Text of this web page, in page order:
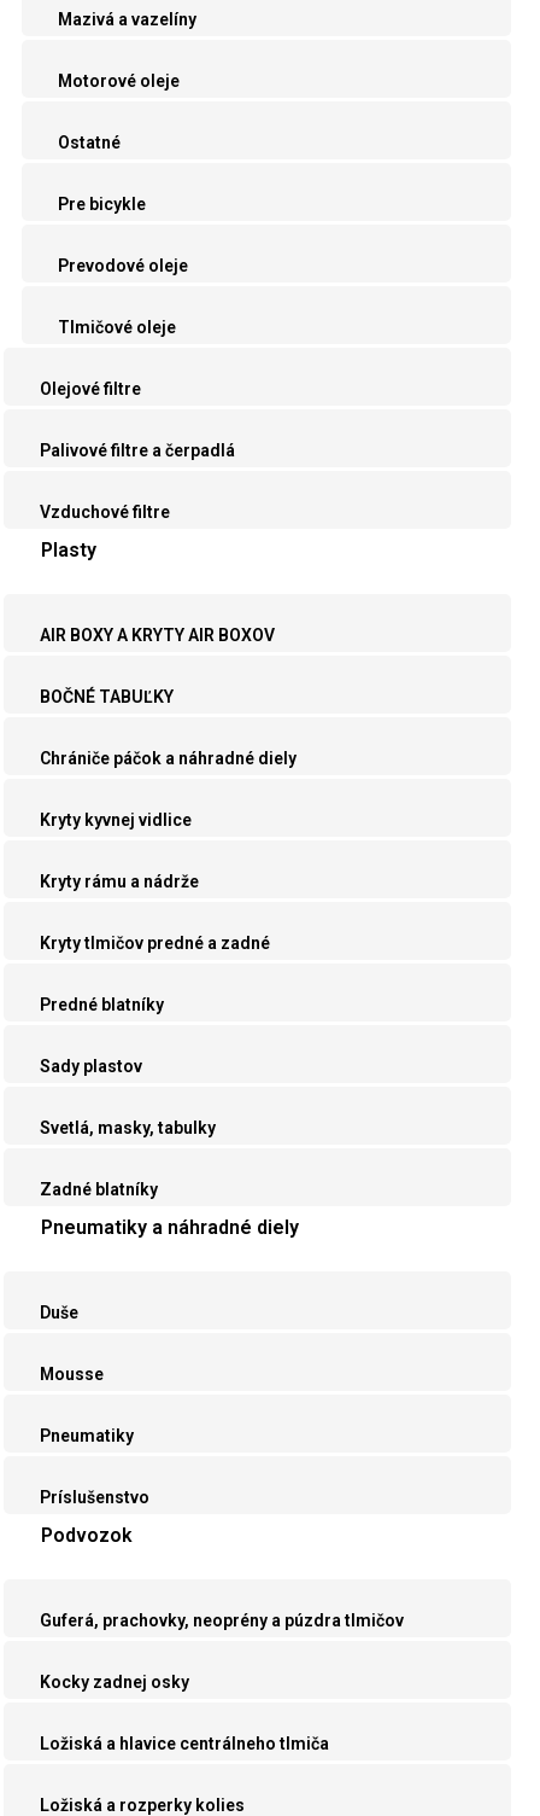
Mazivá a vazelíny
Motorové oleje
Ostatné
Pre bicykle
Prevodové oleje
Tlmičové oleje
Olejové filtre
Palivové filtre a čerpadlá
Vzduchové filtre
Plasty
AIR BOXY A KRYTY AIR BOXOV
BOČNÉ TABUĽKY
Chrániče páčok a náhradné diely
Kryty kyvnej vidlice
Kryty rámu a nádrže
Kryty tlmičov predné a zadné
Predné blatníky
Sady plastov
Svetlá, masky, tabulky
Zadné blatníky
Pneumatiky a náhradné diely
Duše
Mousse
Pneumatiky
Príslušenstvo
Podvozok
Guferá, prachovky, neoprény a púzdra tlmičov
Kocky zadnej osky
Ložiská a hlavice centrálneho tlmiča
Ložiská a rozperky kolies